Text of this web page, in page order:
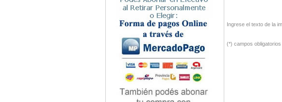
Ingrese el texto de la
(*) campos obligatorios